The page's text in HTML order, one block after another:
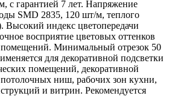
с гарантией 7 лет. Напряжение
SMD 2835, 120 шт/м, теплого
Высокий индекс цветопередачи
восприятие цветовых оттенков
Минимальный отрезок 50
для декоративной подсветки
помещений, декоративной
потолочных ниш, рабочих зон кухни,
и витрин. Рекомендуется